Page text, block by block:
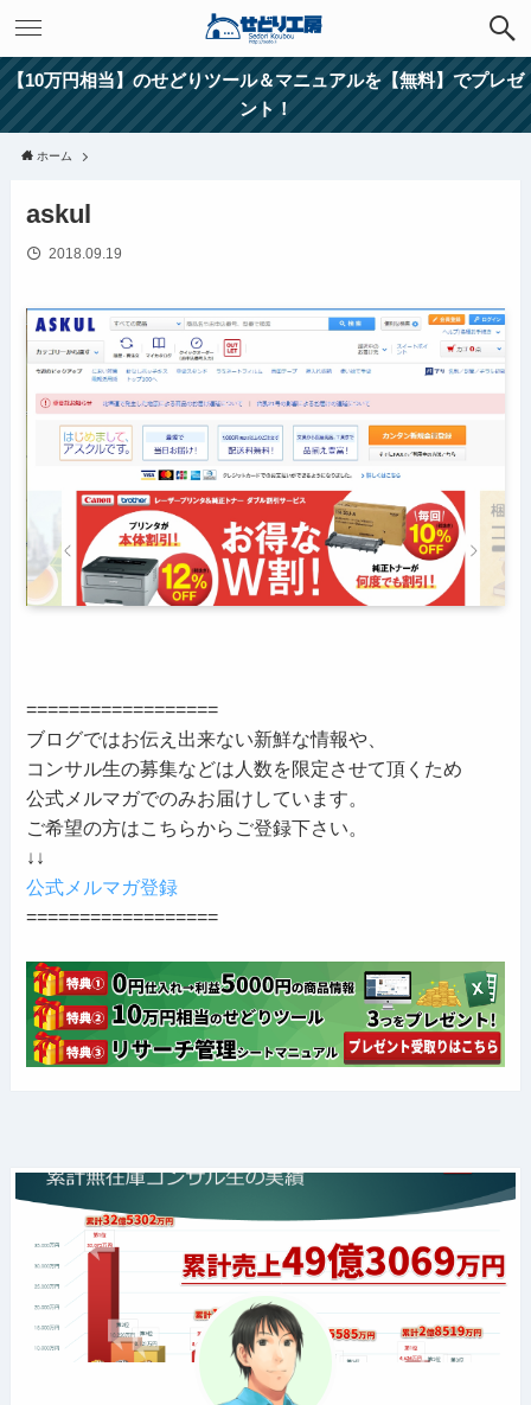
【10万円相当】のせどりツール＆マニュアルを【無料】でプレゼ
ント！
ホーム
askul
2018.09.19
==================
ブログではお伝え出来ない新鮮な情報や、
コンサル生の募集などは人数を限定させて頂くため
公式メルマガでのみお届けしています。
ご希望の方はこちらからご登録下さい。
↓↓
公式メルマガ登録
==================